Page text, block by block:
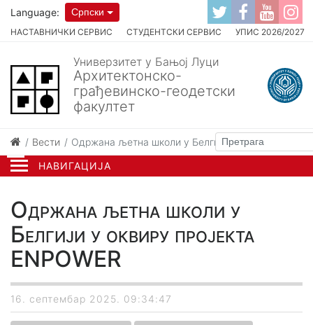
НАВИГАЦИЈА
НАСТАВНИЧКИ СЕРВИС СТУДЕНТСКИ СЕРВИС УПИС 2026/2027
Language: Српски
Универзитет у Бањој Луци
Архитектонско-
грађевинско-геодетски
факултет
Вести Одржана љетна школи у Белгији у оквиру
Одржана љетна школи у
Белгији у оквиру пројекта
ENPOWER
16. септембар 2025. 09:34:47